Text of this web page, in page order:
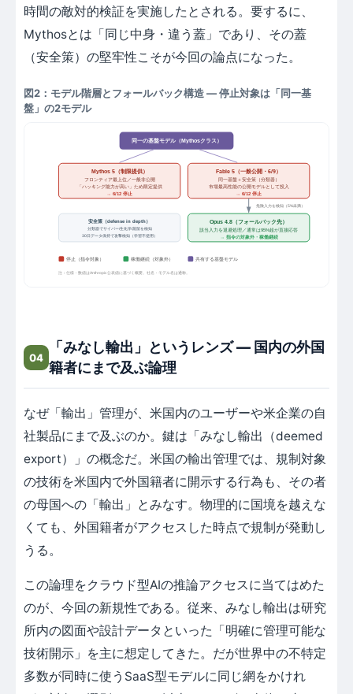
時間の敵対的検証を実施したとされる。要するに、
Mythosとは「同じ中身・違う蓋」であり、その蓋
（安全策）の堅牢性こそが今回の論点になった。
図2：モデル階層とフォールバック構造 ― 停止対象は「同一基
盤」の2モデル
同一の基盤モデル（Mythosクラス）
Mythos 5（制限提供）
フロンティア最上位／一般非公開
「ハッキング能力が高い」ため限定提供
→ 6/12 停止
Fable 5（一般公開・6/9）
同一基盤＋安全策（分類器）
市場最高性能の公開モデルとして投入
→ 6/12 停止
危険入力を検知（5%未満）
Opus 4.8（フォールバック先）
該当入力を退避処理／通常は95%超が直接応答
→ 指令の対象外・稼働継続
安全策（defense in depth）
分類器でサイバー/生化学/蒸留を検知
30日データ保持で攻撃検知（学習不使用）
停止（指令対象） 稼働継続（対象外） 共有する基盤モデル
注：仕様・数値はAnthropic公表値に基づく概要。社名・モデル名は通称。
04
「みなし輸出」というレンズ ― 国内の外国
籍者にまで及ぶ論理
なぜ「輸出」管理が、米国内のユーザーや米企業の自
社製品にまで及ぶのか。鍵は「みなし輸出（deemed
export）」の概念だ。米国の輸出管理では、規制対象
の技術を米国内で外国籍者に開示する行為も、その者
の母国への「輸出」とみなす。物理的に国境を越えな
くても、外国籍者がアクセスした時点で規制が発動し
うる。
この論理をクラウド型AIの推論アクセスに当てはめた
のが、今回の新規性である。従来、みなし輸出は研究
所内の図面や設計データといった「明確に管理可能な
技術開示」を主に想定してきた。だが世界中の不特定
多数が同時に使うSaaS型モデルに同じ網をかけれ